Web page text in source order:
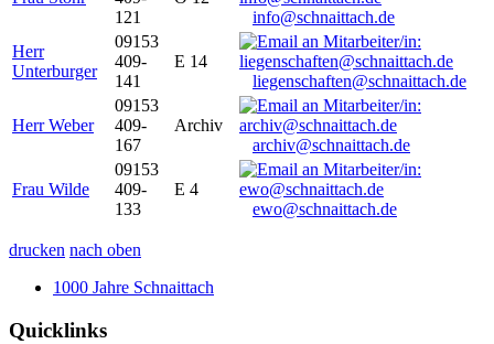
121
info@schnaittach.de
Herr
Unterburger
09153
409-
141
E 14
liegenschaften@schnaittach.de
Herr Weber
09153
409-
167
Archiv
archiv@schnaittach.de
Frau Wilde
09153
409-
133
E 4
ewo@schnaittach.de
drucken nach oben
1000 Jahre Schnaittach
Quicklinks